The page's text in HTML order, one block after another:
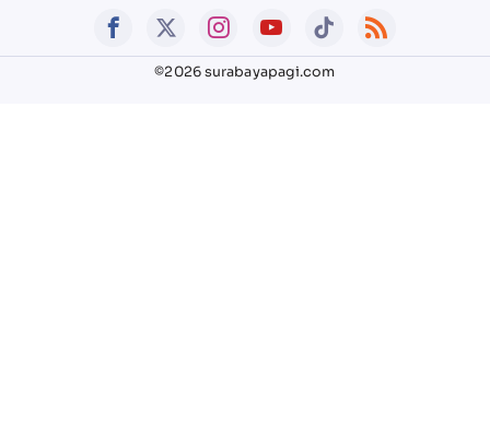
©2026 surabayapagi.com